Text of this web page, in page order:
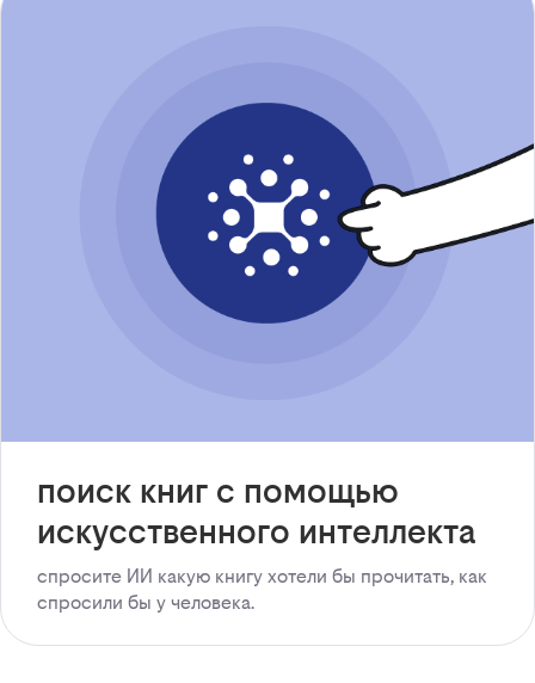
поиск книг с помощью
искусственного интеллекта
спросите ИИ какую книгу хотели бы прочитать, как
спросили бы у человека.